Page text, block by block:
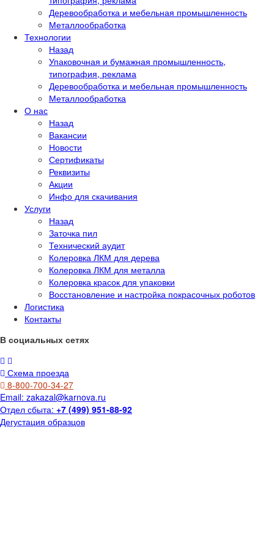
Деревообработка и мебельная промышленность
Металлообработка
Технологии
Назад
Упаковочная и бумажная промышленность,
типография, реклама
Деревообработка и мебельная промышленность
Металлообработка
О нас
Назад
Вакансии
Новости
Сертификаты
Реквизиты
Акции
Инфо для скачивания
Услуги
Назад
Заточка пил
Технический аудит
Колеровка ЛКМ для дерева
Колеровка ЛКМ для металла
Колеровка красок для упаковки
Восстановление и настройка покрасочных роботов
Логистика
Контакты
В социальных сетях
Схема проезда
8-800-700-34-27
Email: zakazal@karnova.ru
Отдел сбыта: +7 (499) 951-88-92
Дегустация образцов